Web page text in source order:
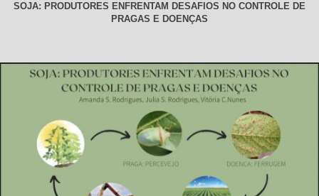
SOJA: PRODUTORES ENFRENTAM DESAFIOS NO CONTROLE DE
PRAGAS E DOENÇAS